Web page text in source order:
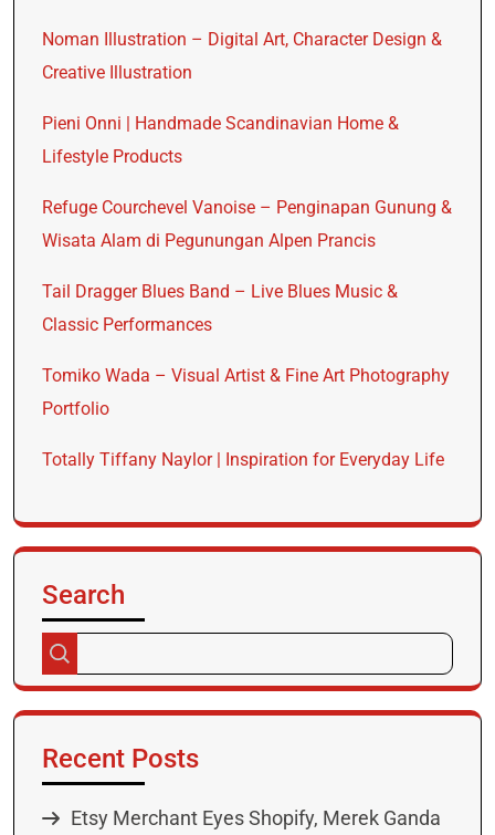
Noman Illustration – Digital Art, Character Design &
Creative Illustration
Pieni Onni | Handmade Scandinavian Home &
Lifestyle Products
Refuge Courchevel Vanoise – Penginapan Gunung &
Wisata Alam di Pegunungan Alpen Prancis
Tail Dragger Blues Band – Live Blues Music &
Classic Performances
Tomiko Wada – Visual Artist & Fine Art Photography
Portfolio
Totally Tiffany Naylor | Inspiration for Everyday Life
Search
Recent Posts
Etsy Merchant Eyes Shopify, Merek Ganda